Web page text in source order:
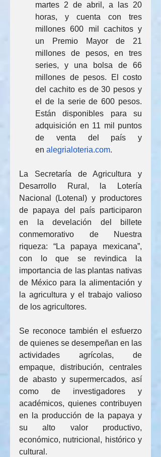
martes 2 de abril, a las 20
horas, y cuenta con tres
millones 600 mil cachitos y
un Premio Mayor de 21
millones de pesos, en tres
series, y una bolsa de 66
millones de pesos. El costo
del cachito es de 30 pesos y
el de la serie de 600 pesos.
Están disponibles para su
adquisición en 11 mil puntos
de venta del país y
en alegrialoteria.com.
La Secretaría de Agricultura y
Desarrollo Rural, la Lotería
Nacional (Lotenal) y productores
de papaya del país participaron
en la develación del billete
conmemorativo de Nuestra
riqueza: “La papaya mexicana”,
con lo que se revindica la
importancia de las plantas nativas
de México para la alimentación y
la agricultura y el trabajo valioso
de los agricultores.
Se reconoce también el esfuerzo
de quienes se desempeñan en las
actividades agrícolas, de
empaque, distribución, centrales
de abasto y supermercados, así
como de investigadores y
académicos, quienes contribuyen
en la producción de la papaya y
su alto valor productivo,
económico, nutricional, histórico y
cultural.